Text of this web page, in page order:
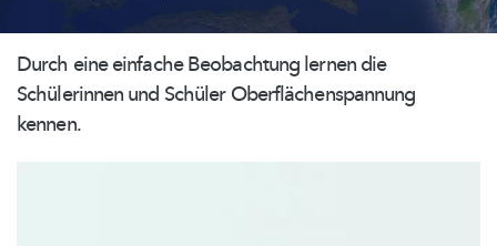
Durch eine einfache Beobachtung lernen die
Schülerinnen und Schüler Oberflächenspannung
kennen.